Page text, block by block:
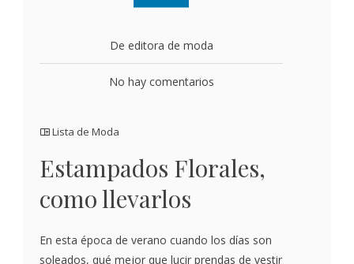
De editora de moda
No hay comentarios
Lista de Moda
Estampados Florales,
como llevarlos
En esta época de verano cuando los días son
soleados, qué mejor que lucir prendas de vestir